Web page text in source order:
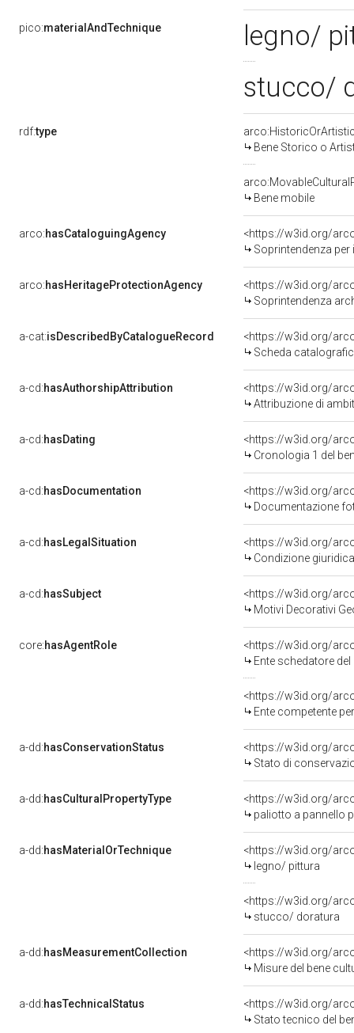
pico:materialAndTechnique
legno/
stucco/
rdf:type
Bene Storico o
Bene mobile
arco:hasCataloguingAgency
<https://w3id.org/
Soprintendenza per
arco:hasHeritageProtectionAgency
<https://w3id.org/
Soprintendenza
a-cat:isDescribedByCatalogueRecord
<https://w3id.org/
Scheda
a-cd:hasAuthorshipAttribution
<https://w3id.org/
Attribuzione di
a-cd:hasDating
<https://w3id.org/
Cronologia 1 del
a-cd:hasDocumentation
Documentazione
a-cd:hasLegalSituation
Condizione
a-cd:hasSubject
<https://w3id.org/
Motivi Decorativi
core:hasAgentRole
<https://w3id.org/
Ente schedatore del bene
<https://w3id.org/
Ente competente per tutela
a-dd:hasConservationStatus
<https://w3id.org/
Stato di
a-dd:hasCulturalPropertyType
<https://w3id.org/
paliotto a pannello
a-dd:hasMaterialOrTechnique
<https://w3id.org/
legno/ pittura
<https://w3id.org/
stucco/ doratura
a-dd:hasMeasurementCollection
<https://w3id.org/
Misure del bene
a-dd:hasTechnicalStatus
<https://w3id.org/
Stato tecnico del